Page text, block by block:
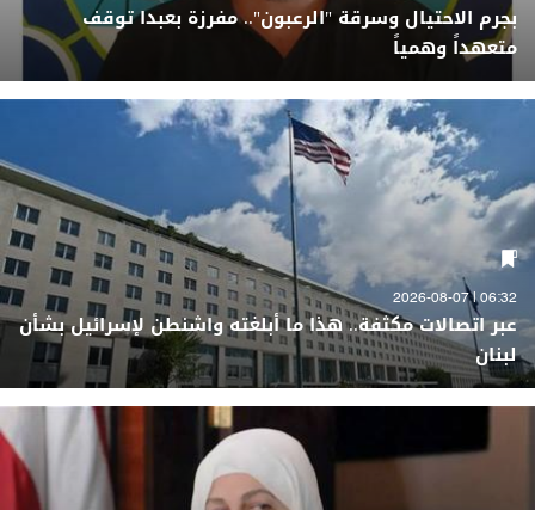
بجرم الاحتيال وسرقة "الرعبون".. مفرزة بعبدا توقف
متعهداً وهمياً
06:32 | 2026-08-07
عبر اتصالات مكثفة.. هذا ما أبلغته واشنطن لإسرائيل بشأن
لبنان